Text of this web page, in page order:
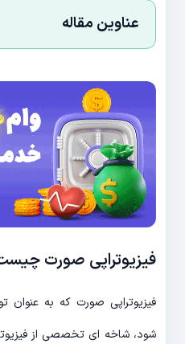
عناوین مقاله
فیزیوتراپی صورت
فیزیوتراپی صورت که به عنوان
شود، شاخه ای تخصصی از